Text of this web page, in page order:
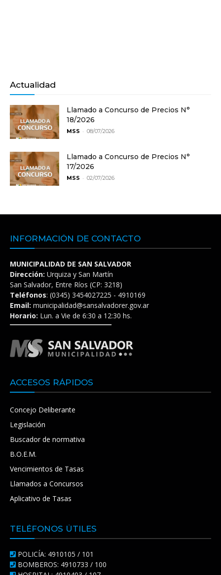
Actualidad
Llamado a Concurso de Precios N°
18/2026
MSS - 08/07/2026
Llamado a Concurso de Precios N°
17/2026
MSS - 02/07/2026
INFORMACIÓN DE CONTACTO
MUNICIPALIDAD DE SAN SALVADOR
Dirección: Urquiza y San Martín
San Salvador, Entre Ríos (CP: 3218)
Teléfonos: (0345) 3454027225 - 4910169
Email: municipalidad@sansalvadorer.gov.ar
Horario: Lun. a Vie de 6:30 a 12:30 hs.
ACCESOS RÁPIDOS
Concejo Deliberante
Legislación
Buscador de normativa
B.O.E.M.
Vencimientos de Tasas
Llamados a Concursos
Aplicativo de Tasas
TELÉFONOS ÚTILES
POLICÍA: 4910105 / 101
BOMBEROS: 4910733 / 100